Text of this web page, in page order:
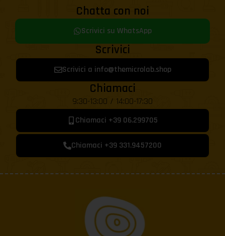
Chatta con noi
Scrivici su WhatsApp
Scrivici
Scrivici a info@themicrolab.shop
Chiamaci
9:30-13:00 / 14:00-17:30
Chiamaci +39 06.299705
Chiamaci +39 331.9457200